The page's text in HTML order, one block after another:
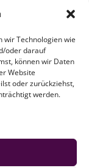
wir Technologien wie
oder darauf
können wir Daten
Website
oder zurückziehst,
werden.